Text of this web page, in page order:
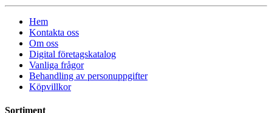
Hem
Kontakta oss
Om oss
Digital företagskatalog
Vanliga frågor
Behandling av personuppgifter
Köpvillkor
Sortiment